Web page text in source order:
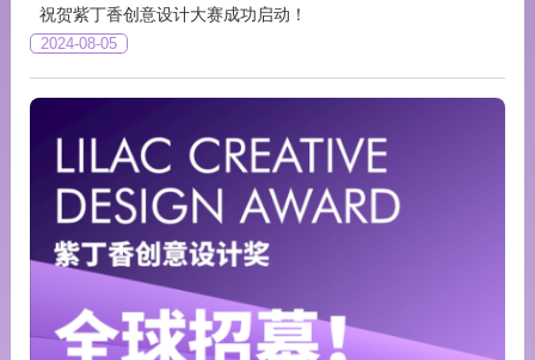
祝贺紫丁香创意设计大赛成功启动！
2024-08-05